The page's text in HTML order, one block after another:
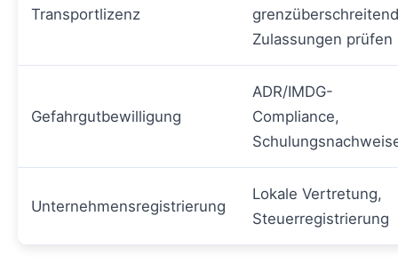
Transportlizenz
Zulassungen prüfen
Gefahrgutbewilligung
ADR/IMDG-
Compliance,
Unternehmensregistrierung
Lokale Vertretung,
Steuerregistrierung